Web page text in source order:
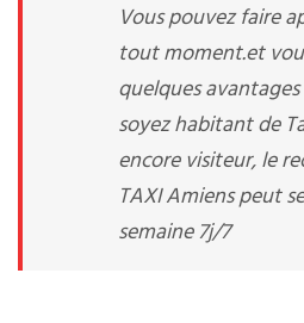
Vous pouvez faire
tout moment.et
quelques
soyez habitant de
encore visiteur, le
TAXI Amiens peut
semaine 7j/7